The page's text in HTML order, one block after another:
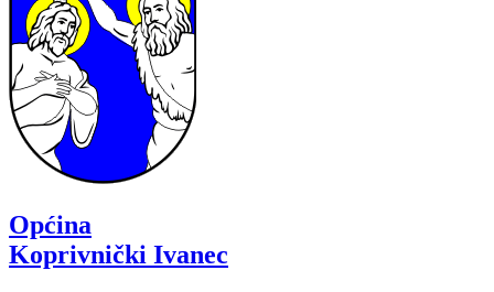
Općina
Koprivnički Ivanec